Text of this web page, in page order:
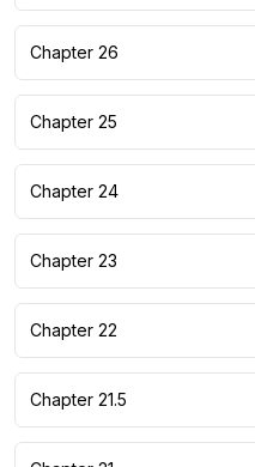
Chapter 26
Chapter 25
Chapter 24
Chapter 23
Chapter 22
Chapter 21.5